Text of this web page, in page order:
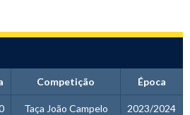
Competição Época
Taça João Campelo
2023/2024